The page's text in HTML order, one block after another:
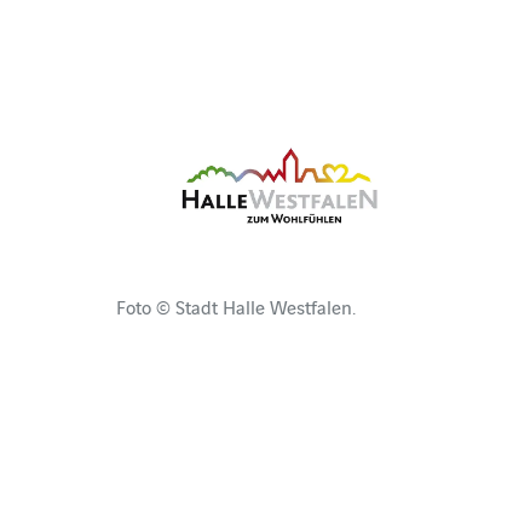
Foto © Stadt Halle Westfalen.